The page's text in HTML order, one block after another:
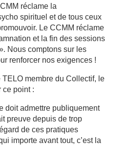
réclame la
spirituel et de tous ceux
Le CCMM réclame
et la fin des sessions
Nous comptons sur les
renforcer nos exigences !
membre du Collectif, le
ce point :
doit admettre publiquement
preuve depuis de trop
de ces pratiques
importe avant tout, c’est la